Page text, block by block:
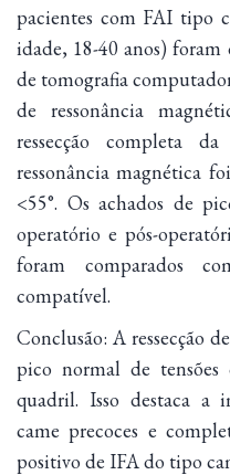
pacientes com FAI tipo
idade, 18-40 anos) foram
de tomografia
de ressonância
ressecção completa
ressonância magnética
<55°. Os achados de
operatório e pós-
foram comparados
compatível.
Conclusão: A ressecção
pico normal de
quadril. Isso destaca a
came precoces e
positivo de IFA do tipo